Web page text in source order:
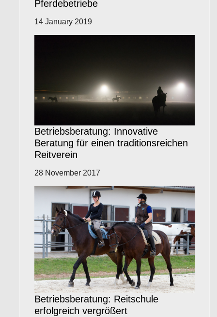
Pferdebetriebe
14 January 2019
Betriebsberatung: Innovative
Beratung für einen traditionsreichen
Reitverein
28 November 2017
Betriebsberatung: Reitschule
erfolgreich vergrößert